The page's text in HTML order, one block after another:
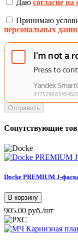
Даю согласие
Принимаю
персональных
Отправить
Сопутствующие
Docke PREMIUM J-
В корзину
905.00 руб./шт